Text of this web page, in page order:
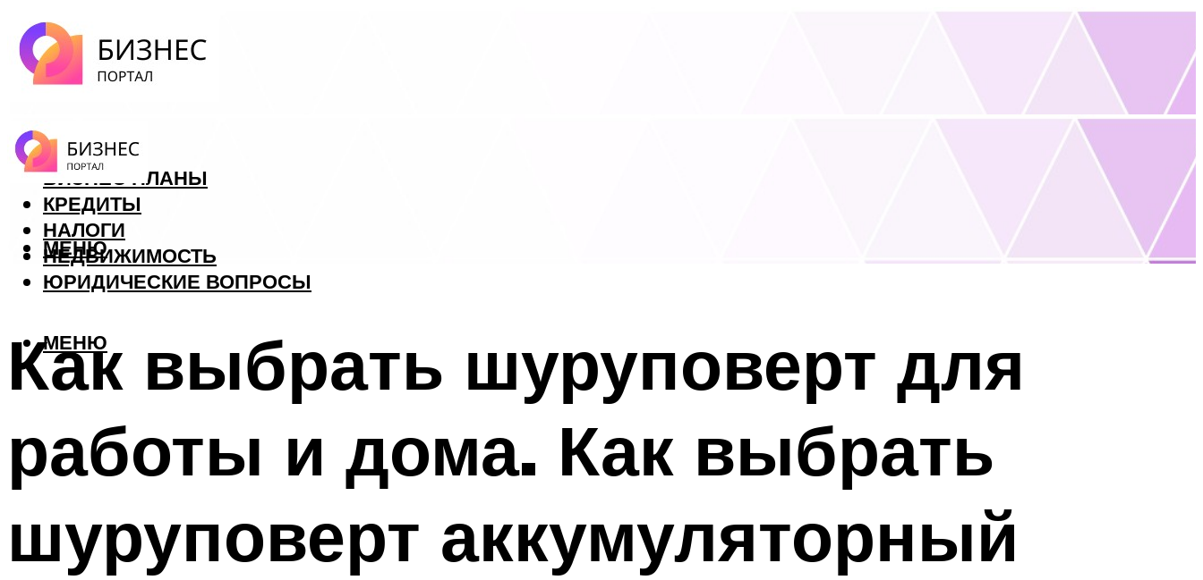
ФОРЕКС
БИЗНЕС ПЛАНЫ
КРЕДИТЫ
НАЛОГИ
НЕДВИЖИМОСТЬ
ЮРИДИЧЕСКИЕ ВОПРОСЫ
МЕНЮ
МЕНЮ
Как выбрать шуруповерт для
работы и дома. Как выбрать
шуруповерт аккумуляторный